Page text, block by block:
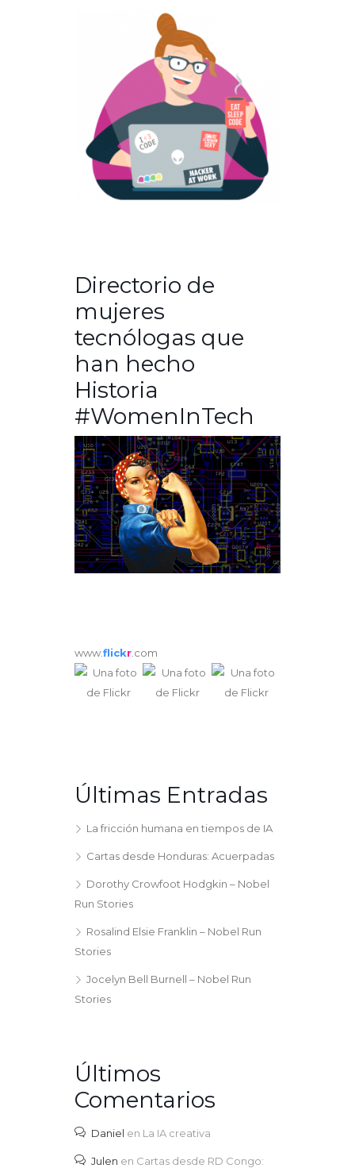
Directorio de
mujeres
tecnólogas que
han hecho
Historia
#WomenInTech
www.flickr .com
Últimas Entradas
La fricción humana en tiempos de IA
Cartas desde Honduras: Acuerpadas
Dorothy Crowfoot Hodgkin – Nobel
Run Stories
Rosalind Elsie Franklin – Nobel Run
Stories
Jocelyn Bell Burnell – Nobel Run
Stories
Últimos
Comentarios
Daniel en La IA creativa
Julen en Cartas desde RD Congo: